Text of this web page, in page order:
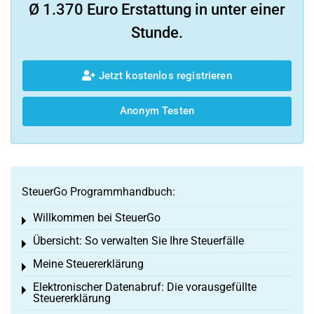
Ø 1.370 Euro Erstattung in unter einer
Stunde.
Jetzt kostenlos registrieren
Anonym Testen
SteuerGo Programmhandbuch:
Willkommen bei SteuerGo
Toggle menu
Übersicht: So verwalten Sie Ihre Steuerfälle
Toggle menu
Meine Steuererklärung
Toggle menu
Elektronischer Datenabruf: Die vorausgefüllte
Steuererklärung
Toggle menu